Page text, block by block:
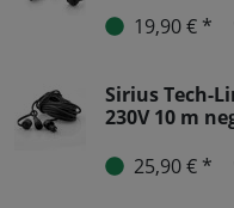
19,90 € *
Sirius Tech-
230V 10 m
25,90 € *